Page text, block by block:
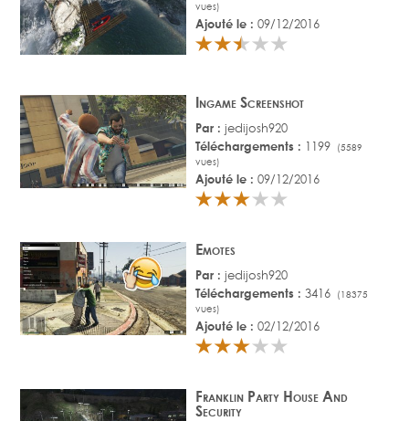
vues)
Ajouté le : 09/12/2016
Ingame Screenshot
Par : jedijosh920
Téléchargements : 1199
(5589
vues)
Ajouté le : 09/12/2016
Emotes
Par : jedijosh920
Téléchargements : 3416
(18375
vues)
Ajouté le : 02/12/2016
Franklin Party House And
Security